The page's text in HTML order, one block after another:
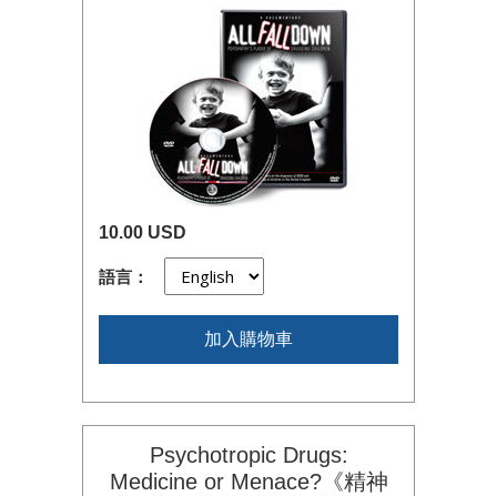
10.00 USD
語言：
加入購物車
Psychotropic Drugs:
Medicine or Menace?《精神